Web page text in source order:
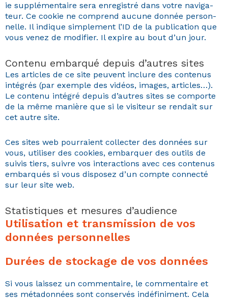
ie sup­plé­men­taire sera enreg­istré dans votre nav­i­ga­
teur. Ce cook­ie ne com­prend aucune don­née per­son­
nelle. Il indique sim­ple­ment l’ID de la pub­li­ca­tion que
vous venez de mod­i­fi­er. Il expire au bout d’un jour.
Contenu embarqué depuis d’autres sites
Les arti­cles de ce site peu­vent inclure des con­tenus
inté­grés (par exem­ple des vidéos, images, arti­cles…).
Le con­tenu inté­gré depuis d’autres sites se com­porte
de la même manière que si le vis­i­teur se rendait sur
cet autre site.
Ces sites web pour­raient col­lecter des don­nées sur
vous, utilis­er des cook­ies, embar­quer des out­ils de
suiv­is tiers, suiv­re vos inter­ac­tions avec ces con­tenus
embar­qués si vous dis­posez d’un compte con­nec­té
sur leur site web.
Statistiques et mesures d’audience
Utilisation et transmission de vos
données personnelles
Durées de stockage de vos données
Si vous lais­sez un com­men­taire, le com­men­taire et
ses méta­don­nées sont con­servés indéfin­i­ment. Cela